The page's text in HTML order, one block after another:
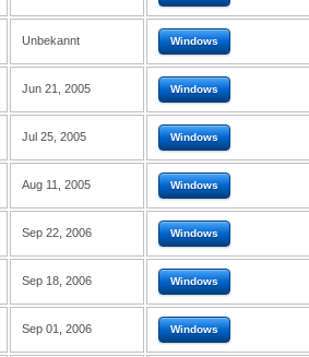
Unbekannt Windows
Jun 21, 2005 Windows
Jul 25, 2005 Windows
Aug 11, 2005 Windows
Sep 22, 2006 Windows
Sep 18, 2006 Windows
Sep 01, 2006 Windows